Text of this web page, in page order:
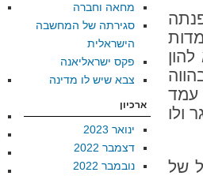
ולו
של
מחאה וחברה
סגירתה של המחשבה
הישראלית
פקס ישראליאנה
צבא שיש לו מדינה
ארכיון
ינואר 2023
דצמבר 2022
נובמבר 2022